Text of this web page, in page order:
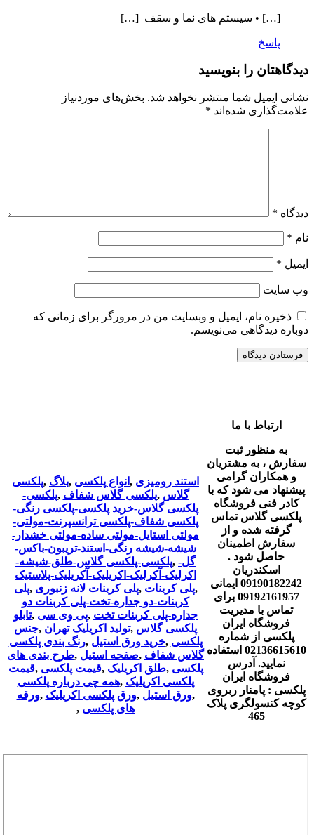
[…] • سیستم های نما و سقف […]
پاسخ
دیدگاهتان را بنویسید
نشانی ایمیل شما منتشر نخواهد شد. بخش‌های موردنیاز
علامت‌گذاری شده‌اند *
دیدگاه *
نام *
ایمیل *
وب‌ سایت
ذخیره نام، ایمیل و وبسایت من در مرورگر برای زمانی که
دوباره دیدگاهی می‌نویسم.
ارتباط با ما
به منظور ثبت
سفارش ، به مشتریان
و همکاران گرامی
پیشنهاد می شود که با
کادر فنی فروشگاه
پلکسی گلاس تماس
گرفته شده و از
سفارش اطمینان
حاصل شود .
اسکندریان
09190182242 ایمانی
09192161957 برای
تماس با مدیریت
فروشگاه ایران
پلکسی از شماره
02136615610 استفاده
نمایید. آدرس
فروشگاه ایران
پلکسی : پامنار ربروی
کوچه کنسولگری پلاک
465
استند رومیزی , انواع پلکسی ,بلاگ ,پلکسی
گلاس ,پلکسی گلاس شفاف ,پلکسی-
پلکسی گلاس-خرید پلکسی-پلکسی رنگی-
پلکسی شفاف-پلکسی ترانسپرنت-مولتی-
مولتی استایل-مولتی ساده-مولتی خشدار-
شیشه-شیشه رنگی-استند-تریبون-باکس-
گل- ,پلکسی-پلکسی گلاس-طلق-شیشه-
اکرلیک-آکرلیک-اکریلیک-آکریلیک-پلاستیک
,پلی کربنات ,پلی کربنات لانه زنبوری ,پلی
کربنات-دو جداره-تخت-پلی کربنات دو
جداره-پلی کربنات تخت ,پی وی سی ,تابلو
پلکسی گلاس ,تولید اکریلیک تهران ,جنس
پلکسی ,خرید ورق استیل ,رنگ بندی پلکسی
گلاس شفاف ,صفحه استیل ,طرح بندی های
پلکسی ,طلق اکریلیک ,قیمت پلکسی ,قیمت
پلکسی اکریلیک ,همه چی درباره پلکسی
,ورق استیل ,ورق پلکسی اکریلیک ,ورقه
های پلکسی ,